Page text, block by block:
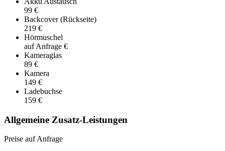
99 €
Backcover (Rückseite)
219 €
Hörmuschel
auf Anfrage €
Kameraglas
89 €
Kamera
149 €
Ladebuchse
159 €
Allgemeine Zusatz-Leistungen
Preise auf Anfrage